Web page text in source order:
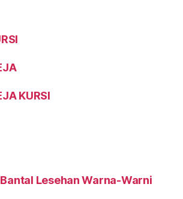
KURSI
Lesehan Warna-Warni